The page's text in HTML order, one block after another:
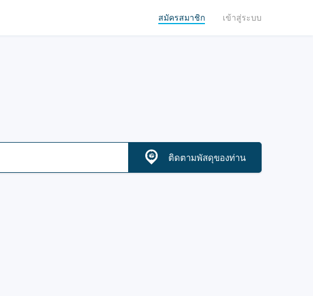
สมัครสมาชิก เข้าสู่ระบบ
ติดตามพัสดุของท่าน